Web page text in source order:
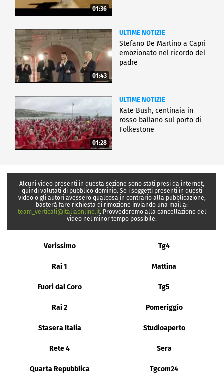
01:36
01:43
ULTIME NOTIZIE
Stefano De Martino a Capri
emozionato nel ricordo del
padre
01:28
ULTIME NOTIZIE
Kate Bush, centinaia in
rosso ballano sul porto di
Folkestone
Alcuni video presenti in questa sezione sono stati presi da internet,
quindi valutati di pubblico dominio. Se i soggetti presenti in questi
video o gli autori avessero qualcosa in contrario alla pubblicazione,
basterà fare richiesta di rimozione inviando una mail a:
team_verticali@italiaonline.it. Provvederemo alla cancellazione del
video nel minor tempo possibile.
Verissimo Tg4
Rai 1 Mattina
Fuori dal Coro Tg5
Rai 2 Pomeriggio
Stasera Italia Studioaperto
Rete 4 Sera
Quarta Repubblica Tgcom24